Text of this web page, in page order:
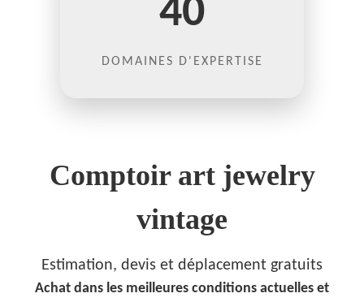
40
DOMAINES D'EXPERTISE
Comptoir art jewelry
vintage
Estimation, devis et déplacement gratuits
Achat dans les meilleures conditions actuelles et